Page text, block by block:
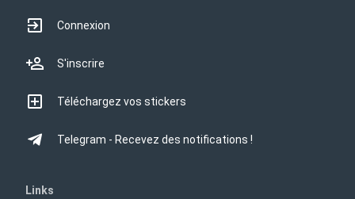
Connexion
S'inscrire
Téléchargez vos stickers
Telegram - Recevez des notifications !
Links